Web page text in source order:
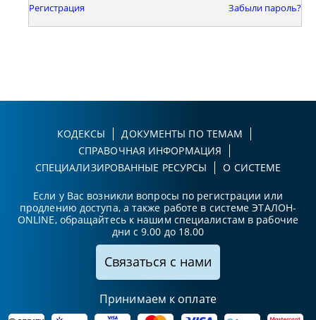
Регистрация Забыли пароль?
КОДЕКСЫ
ДОКУМЕНТЫ ПО ТЕМАМ
СПРАВОЧНАЯ ИНФОРМАЦИЯ
СПЕЦИАЛИЗИРОВАННЫЕ РЕСУРСЫ
О СИСТЕМЕ
Если у Вас возникли вопросы по регистрации или
продлению доступа, а также работе в системе ЭТАЛОН-
ONLINE, обращайтесь к нашим специалистам в рабочие
дни с 9.00 до 18.00
Связаться с нами
Принимаем к оплате